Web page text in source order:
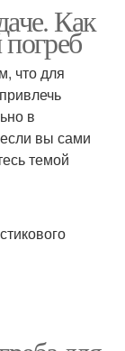
Как
что для
в
вы сами
темой